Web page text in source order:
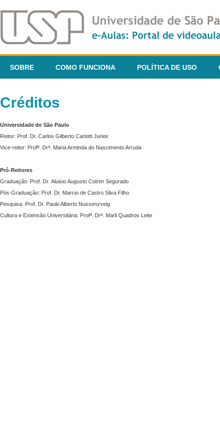
SOBRE COMO FUNCIONA POLÍTICA DE USO
Créditos
Universidade de São Paulo
Reitor: Prof. Dr. Carlos Gilberto Carlotti Junior
Vice-reitor: Profª. Drª. Maria Arminda do Nascimento Arruda
Pró-Reitores
Graduação: Prof. Dr. Aluisio Augusto Cotrim Segurado
Pós-Graduação: Prof. Dr. Marcio de Castro Silva Filho
Pesquisa: Prof. Dr. Paulo Alberto Nussenzveig
Cultura e Extensão Universitária: Profª. Drª. Marli Quadros Leite